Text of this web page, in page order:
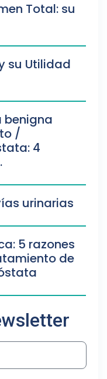
Total: su
su Utilidad
benigna
/
4
urinarias
5 razones
de